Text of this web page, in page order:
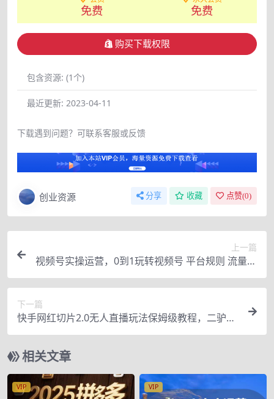
免费 免费
购买下载权限
包含资源: (1个)
最近更新: 2023-04-11
下载遇到问题？可联系客服或反馈
创业资源 分享 收藏 点赞(0)
上一篇
视频号实操运营，0到1玩转视频号 平台规则 流量获
取 素材剪辑 视频制作等
下一篇
快手网红切片2.0无人直播玩法保姆级教程，二驴的
独家授权
相关文章
VIP VIP